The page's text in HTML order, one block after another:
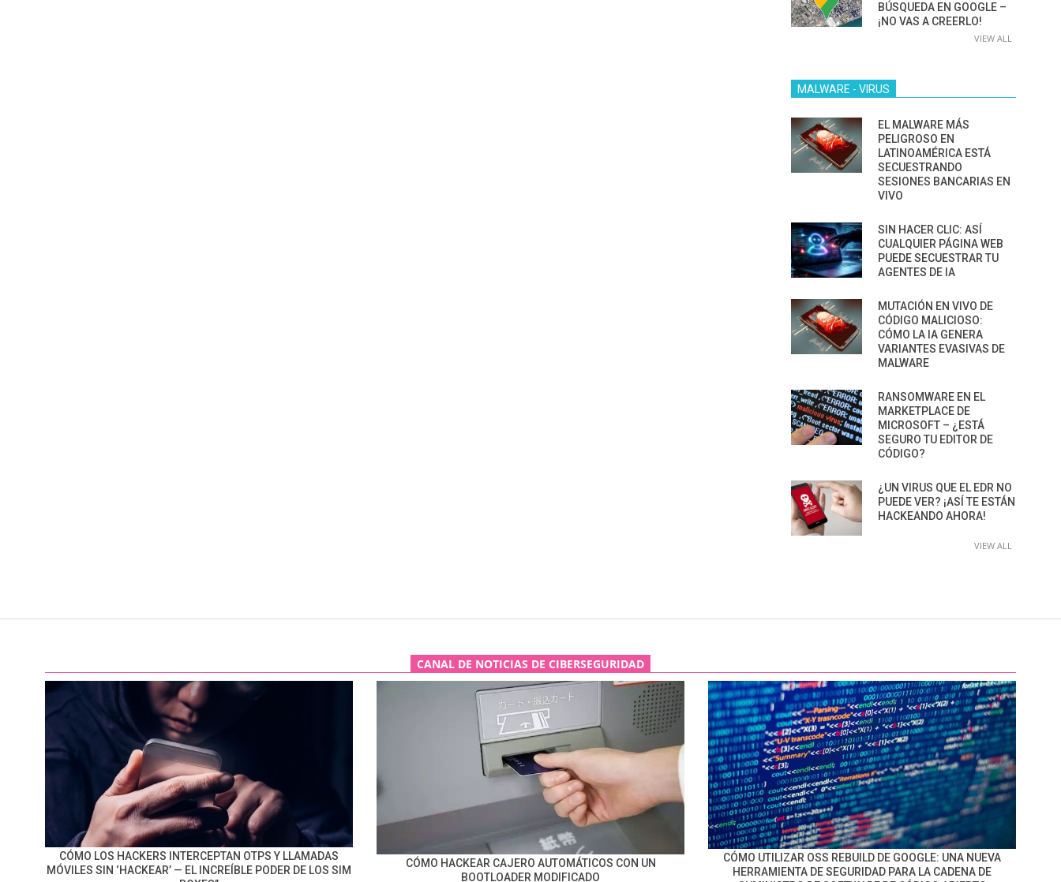
BÚSQUEDA EN GOOGLE –
¡NO VAS A CREERLO!
VIEW ALL
MALWARE - VIRUS
EL MALWARE MÁS
PELIGROSO EN
LATINOAMÉRICA ESTÁ
SECUESTRANDO
SESIONES BANCARIAS EN
VIVO
SIN HACER CLIC: ASÍ
CUALQUIER PÁGINA WEB
PUEDE SECUESTRAR TU
AGENTES DE IA
MUTACIÓN EN VIVO DE
CÓDIGO MALICIOSO:
CÓMO LA IA GENERA
VARIANTES EVASIVAS DE
MALWARE
RANSOMWARE EN EL
MARKETPLACE DE
MICROSOFT – ¿ESTÁ
SEGURO TU EDITOR DE
CÓDIGO?
¿UN VIRUS QUE EL EDR NO
PUEDE VER? ¡ASÍ TE ESTÁN
HACKEANDO AHORA!
VIEW ALL
CANAL DE NOTICIAS DE CIBERSEGURIDAD
CÓMO LOS HACKERS INTERCEPTAN OTPS Y LLAMADAS
MÓVILES SIN ‘HACKEAR’ — EL INCREÍBLE PODER DE LOS SIM
CÓMO HACKEAR CAJERO AUTOMÁTICOS CON UN
BOOTLOADER MODIFICADO
CÓMO UTILIZAR OSS REBUILD DE GOOGLE: UNA NUEVA
HERRAMIENTA DE SEGURIDAD PARA LA CADENA DE